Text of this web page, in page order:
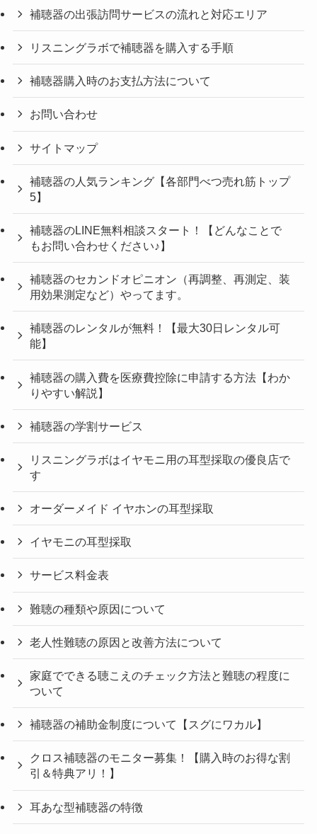
補聴器の出張訪問サービスの流れと対応エリア
リスニングラボで補聴器を購入する手順
補聴器購入時のお支払方法について
お問い合わせ
サイトマップ
補聴器の人気ランキング【各部門べつ売れ筋トップ
5】
補聴器のLINE無料相談スタート！【どんなことで
もお問い合わせください♪】
補聴器のセカンドオピニオン（再調整、再測定、装
用効果測定など）やってます。
補聴器のレンタルが無料！【最大30日レンタル可
能】
補聴器の購入費を医療費控除に申請する方法【わか
りやすい解説】
補聴器の学割サービス
リスニングラボはイヤモニ用の耳型採取の優良店で
す
オーダーメイド イヤホンの耳型採取
イヤモニの耳型採取
サービス料金表
難聴の種類や原因について
老人性難聴の原因と改善方法について
家庭でできる聴こえのチェック方法と難聴の程度に
ついて
補聴器の補助金制度について【スグにワカル】
クロス補聴器のモニター募集！【購入時のお得な割
引＆特典アリ！】
耳あな型補聴器の特徴